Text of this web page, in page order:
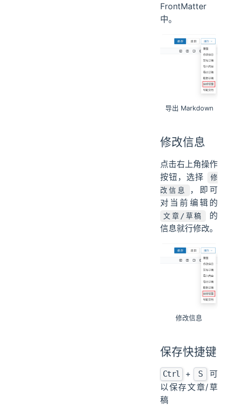
FrontMatter
中。
导出 Markdown
修改信息
点击右上角操作
按钮，选择
修
改信息
，即可
对当前编辑的
文章/草稿
的
信息就行修改。
修改信息
保存快捷键
Ctrl + S
可
以保存文章/草
稿